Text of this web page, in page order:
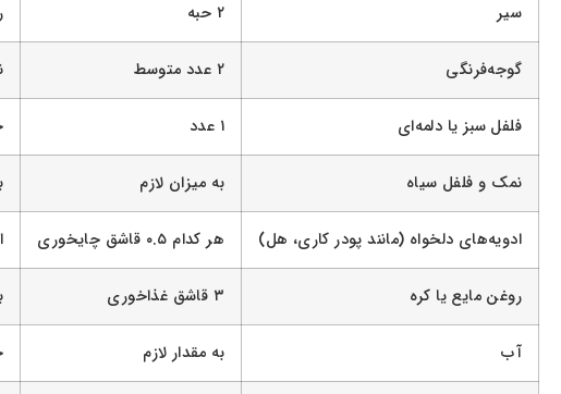
سیر ۲ حبه
گوجه‌فرنگی ۲ عدد متوسط
فلفل سبز یا دلمه‌ای ۱ عدد
نمک و فلفل سیاه به میزان لازم
ادویه‌های دلخواه (مانند پودر کاری، هل) هر کدام ۰.۵ قاشق چایخوری
روغن مایع یا کره ۳ قاشق غذاخوری
آب به مقدار لازم